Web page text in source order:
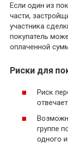
Если один из
части,
участника
покупатель
оплаченной
Риски для
Риск
группе
одного